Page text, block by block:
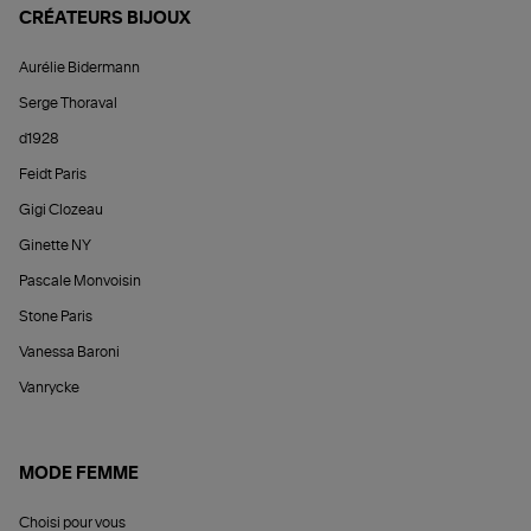
CRÉATEURS BIJOUX
Aurélie Bidermann
Serge Thoraval
d1928
Feidt Paris
Gigi Clozeau
Ginette NY
Pascale Monvoisin
Stone Paris
Vanessa Baroni
Vanrycke
MODE FEMME
Choisi pour vous